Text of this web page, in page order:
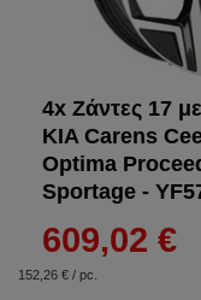
4x Ζάντες 17
KIA Carens
Optima
Sportage -
609,02 €
152,26 € / pc.